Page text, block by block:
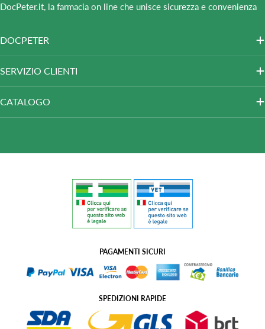
DocPeter.it, la farmacia on line che unisce sicurezza e convenienza
DOCPETER
SERVIZIO CLIENTI
CATALOGO
PAGAMENTI SICURI
SPEDIZIONI RAPIDE